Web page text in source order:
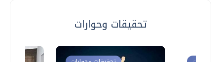
تحقيقات وحوارات